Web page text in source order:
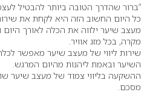
“ברור שהדרך הטובה ביותר להבטיל
כל היום החשוב הזה היא לקחת את
מעצב שיער ילווה את הכלה לאורך
מקרה, בכל מזג אוויר.
שירות ליווי של מעצב שיער מאפשר
השיער ובאמת ליהנות מהיום המרגש.
ההשקעה בליווי צמוד של מעצב שיער
מסכם.